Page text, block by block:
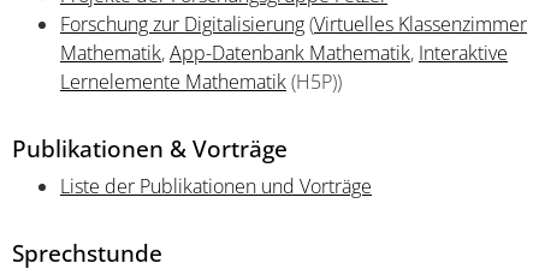
Forschung zur Digitalisierung(Virtuelles Klassenzimmer
Mathematik,App-Datenbank Mathematik, Interaktive
Lernelemente Mathematik(H5P))
Publikationen & Vorträge
Liste der Publikationen und Vorträge
Sprechstunde